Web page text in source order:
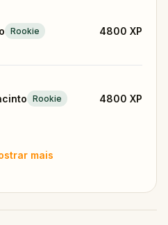
Rookie 4800 XP
Rookie 4800 XP
mais